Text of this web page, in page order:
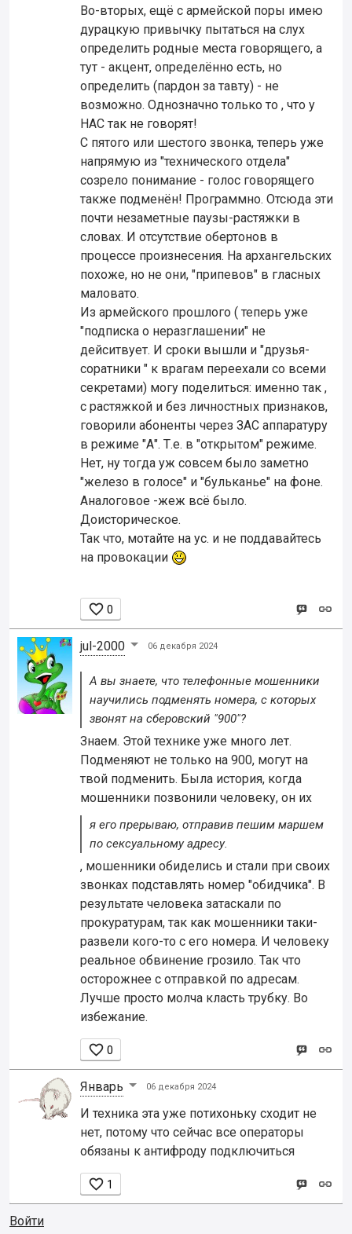
Во-вторых, ещё с армейской поры имею
дурацкую привычку пытаться на слух
определить родные места говорящего, а
тут - акцент, определённо есть, но
определить (пардон за тавту) - не
возможно. Однозначно только то , что у
НАС так не говорят!
С пятого или шестого звонка, теперь уже
напрямую из "технического отдела"
созрело понимание - голос говорящего
также подменён! Программно. Отсюда эти
почти незаметные паузы-растяжки в
словах. И отсутствие обертонов в
процессе произнесения. На архангельских
похоже, но не они, "припевов" в гласных
маловато.
Из армейского прошлого ( теперь уже
"подписка о неразглашении" не
дейситвует. И сроки вышли и "друзья-
соратники " к врагам переехали со всеми
секретами) могу поделиться: именно так ,
с растяжкой и без личностных признаков,
говорили абоненты через ЗАС аппаратуру
в режиме "А". Т.е. в "открытом" режиме.
Нет, ну тогда уж совсем было заметно
"железо в голосе" и "бульканье" на фоне.
Аналоговое -жеж всё было.
Доисторическое.
Так что, мотайте на ус. и не поддавайтесь
на провокации
 0
jul-2000 06 декабря 2024
А вы знаете, что телефонные мошенники
научились подменять номера, с которых
звонят на сберовский "900"?
Знаем. Этой технике уже много лет.
Подменяют не только на 900, могут на
твой подменить. Была история, когда
мошенники позвонили человеку, он их
я его прерываю, отправив пешим маршем
по сексуальному адресу.
, мошенники обиделись и стали при своих
звонках подставлять номер "обидчика". В
результате человека затаскали по
прокуратурам, так как мошенники таки-
развели кого-то с его номера. И человеку
реальное обвинение грозило. Так что
осторожнее с отправкой по адресам.
Лучше просто молча класть трубку. Во
избежание.
 0
Январь 06 декабря 2024
И техника эта уже потихоньку сходит не
нет, потому что сейчас все операторы
обязаны к антифроду подключиться
 1
Войти